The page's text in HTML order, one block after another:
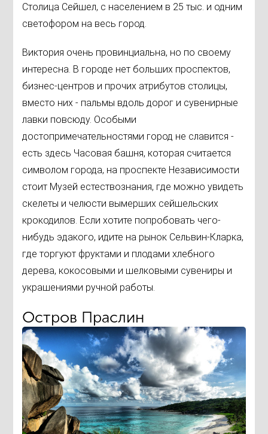
Столица Сейшел, с населением в 25 тыс. и одним
светофором на весь город.
Виктория очень провинциальна, но по своему
интересна. В городе нет больших проспектов,
бизнес-центров и прочих атрибутов столицы,
вместо них - пальмы вдоль дорог и сувенирные
лавки повсюду. Особыми
достопримечательностями город не славится -
есть здесь Часовая башня, которая считается
символом города, на проспекте Независимости
стоит Музей естествознания, где можно увидеть
скелеты и челюсти вымерших сейшельских
крокодилов. Если хотите попробовать чего-
нибудь эдакого, идите на рынок Сельвин-Кларка,
где торгуют фруктами и плодами хлебного
дерева, кокосовыми и шелковыми сувениры и
украшениями ручной работы.
Остров Праслин